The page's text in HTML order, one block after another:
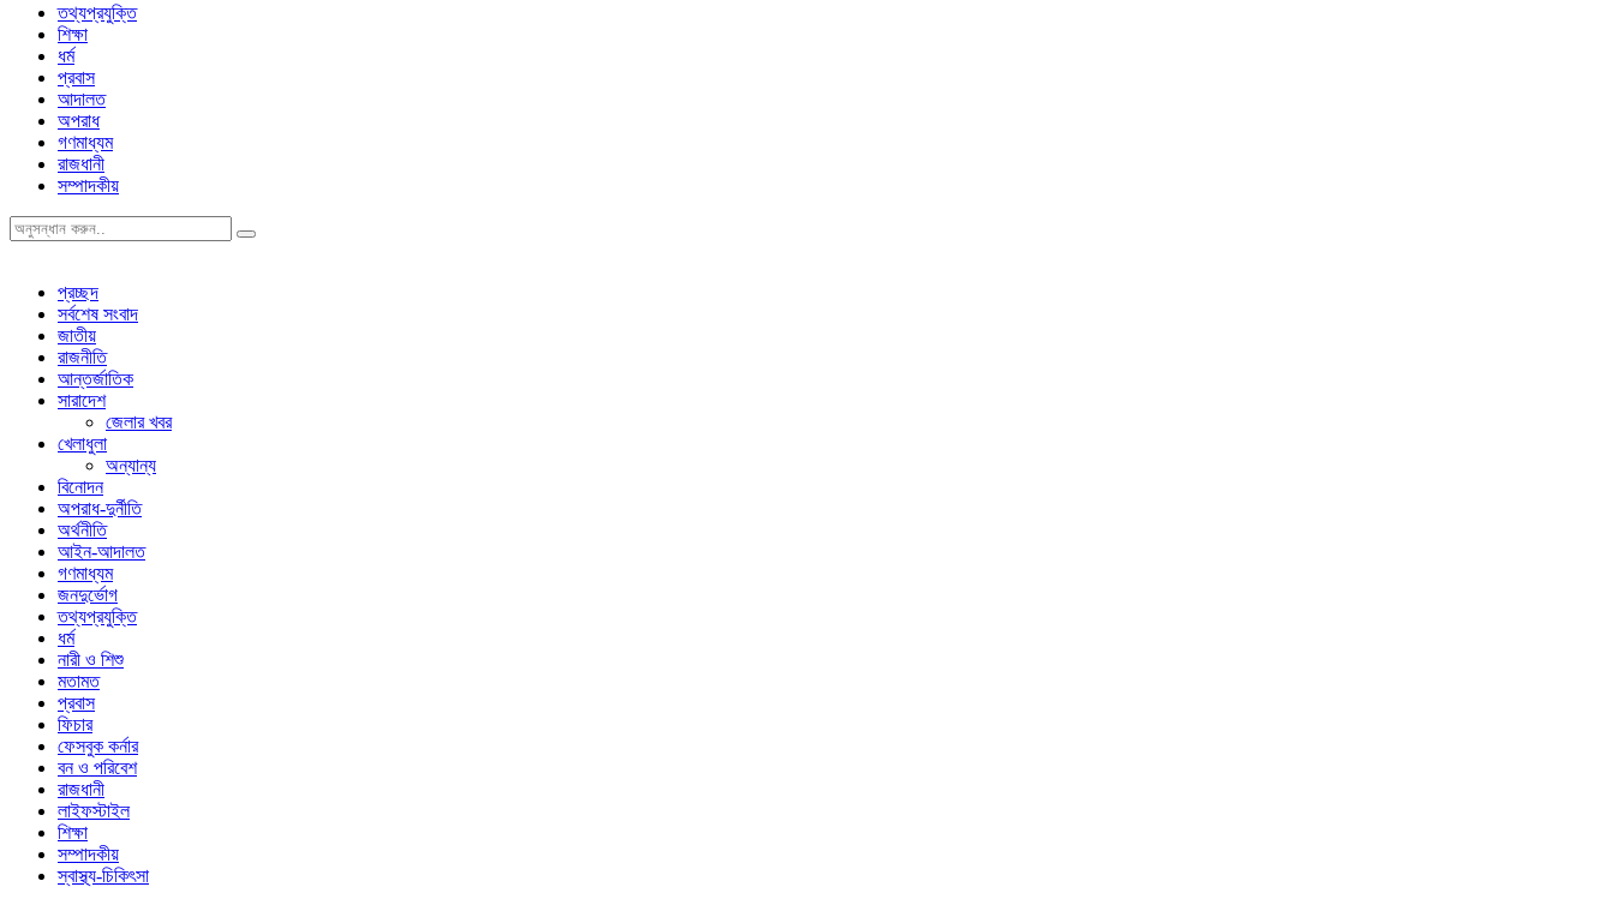
তথ্যপ্রযুক্তি
শিক্ষা
ধর্ম
প্রবাস
আদালত
অপরাধ
গণমাধ্যম
রাজধানী
সম্পাদকীয়
প্রচ্ছদ
সর্বশেষ সংবাদ
জাতীয়
রাজনীতি
আন্তর্জাতিক
সারাদেশ
জেলার খবর
খেলাধুলা
অন্যান্য
বিনোদন
অপরাধ-দুর্নীতি
অর্থনীতি
আইন-আদালত
গণমাধ্যম
জনদুর্ভোগ
তথ্যপ্রযুক্তি
ধর্ম
নারী ও শিশু
মতামত
প্রবাস
ফিচার
ফেসবুক কর্নার
বন ও পরিবেশ
রাজধানী
লাইফস্টাইল
শিক্ষা
সম্পাদকীয়
স্বাস্থ্য-চিকিৎসা